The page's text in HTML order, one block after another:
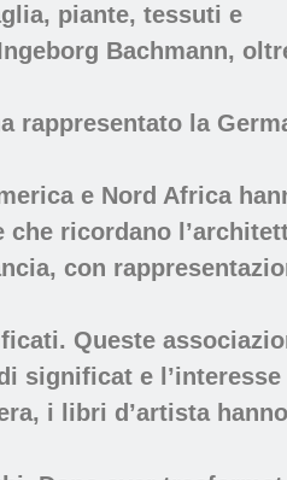
piante, tessuti e
Bachmann,
rappresentato la
e Nord Africa
ricordano
con
Queste
significat e l’interesse
i libri d’artista hanno